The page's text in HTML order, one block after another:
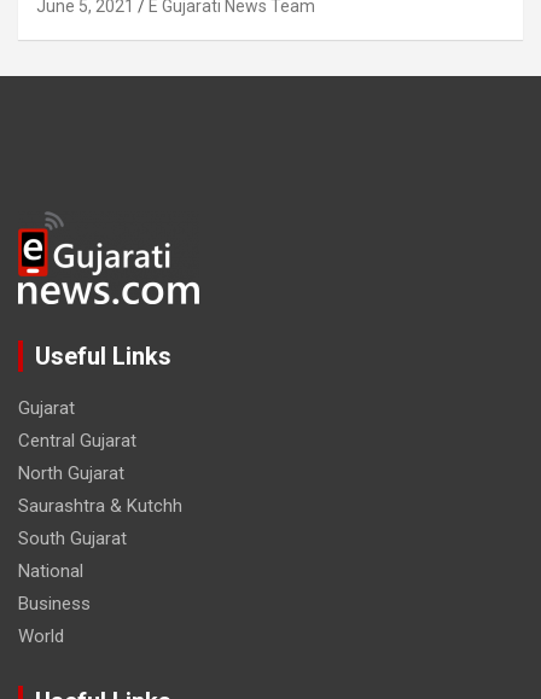
June 5, 2021 E Gujarati News Team
Useful Links
Gujarat
Central Gujarat
North Gujarat
Saurashtra & Kutchh
South Gujarat
National
Business
World